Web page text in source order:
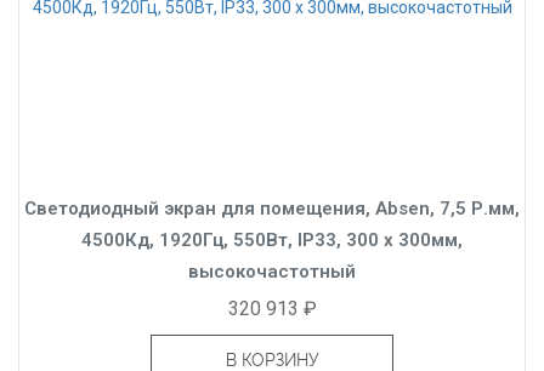
Светодиодный экран для помещения, Absen, 7,5 Р.мм,
4500Кд, 1920Гц, 550Вт, IP33, 300 x 300мм,
высокочастотный
320 913 ₽
В КОРЗИНУ